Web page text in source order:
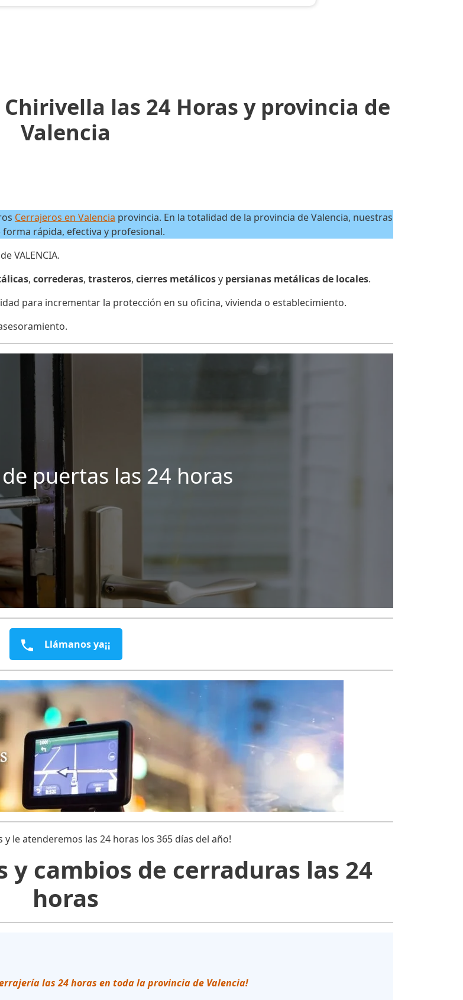
las 24 Horas y provincia de
Valencia
Cerrajeros en Valencia provincia. En la totalidad de la provincia de Valencia, nuestras
rápida, efectiva y profesional.
VALENCIA.
, correderas, trasteros, cierres metálicosy persianas metálicas de locales.
para incrementar la protección en su oficina, vivienda o establecimiento.
puertas las 24 horas
Llámanos ya¡¡
y le atenderemos las 24 horas los 365 días del año!
cambios de cerraduras las 24
horas
las 24 horas en toda la provincia de Valencia!